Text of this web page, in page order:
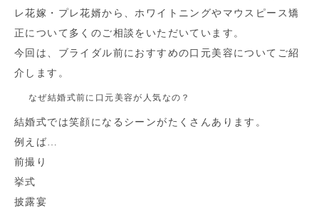
レ花嫁・プレ花婿から、ホワイトニングやマウスピース矯
正について多くのご相談をいただいています。
今回は、ブライダル前におすすめの口元美容についてご紹
介します。
なぜ結婚式前に口元美容が人気なの？
結婚式では笑顔になるシーンがたくさんあります。
例えば…
前撮り
挙式
披露宴